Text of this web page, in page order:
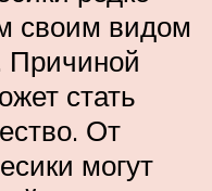
своим видом
Причиной
стать
От
могут